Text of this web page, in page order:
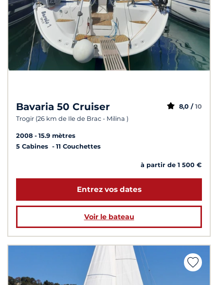
Bavaria 50 Cruiser
Trogir (26 km de Ile de Brac - Milina )
8,0 / 10
2008
15.9 mètres
5 Cabines
11 Couchettes
à partir de 1 500 €
Entrez vos dates
Voir le bateau